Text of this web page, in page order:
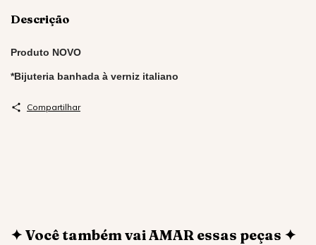
Descrição
Produto NOVO
*Bijuteria banhada à verniz italiano
Compartilhar
✦ Você também vai AMAR essas peças ✦